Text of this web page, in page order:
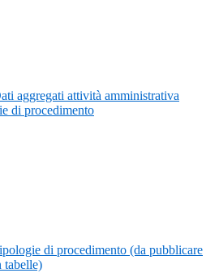
aggregati attività amministrativa
di procedimento
di procedimento (da pubblicare
tabelle)